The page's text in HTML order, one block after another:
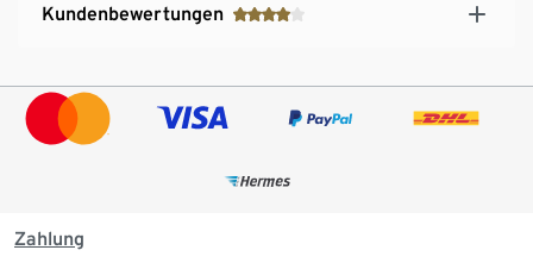
Kundenbewertungen
Zahlung